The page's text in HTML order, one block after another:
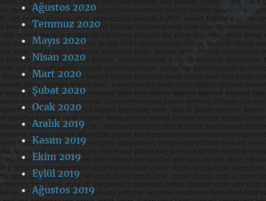
Ağustos 2020
Temmuz 2020
Mayıs 2020
Nisan 2020
Mart 2020
Şubat 2020
Ocak 2020
Aralık 2019
Kasım 2019
Ekim 2019
Eylül 2019
Ağustos 2019